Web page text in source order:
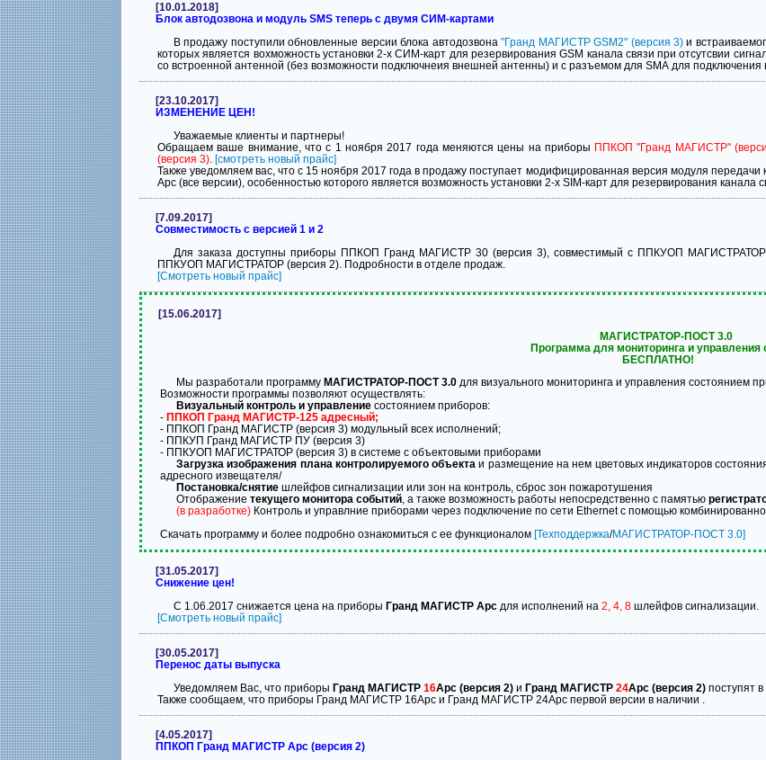
[10.01.2018]
Блок автодозвона и модуль SMS теперь с двумя СИМ-картами
В продажу поступили обновленные версии блока автодозвона"Гранд МАГИСТР GSM2" (версия 3) и
которых является вохможность установки 2-х СИМ-карт для резервирования GSM канала связи при отсутсвии
со встроенной антенной (без возможности подключнеия внешней антенны) и с разъемом для SMА для
[23.10.2017]
ИЗМЕНЕНИЕ ЦЕН!
Уважаемые клиенты и партнеры!
Обращаем ваше внимание, что с 1 ноября 2017 года меняются цены на приборы ППКОП "Гранд МАГИСТР"
(версия 3). [смотреть новый прайс]
Также уведомляем вас, что с 15 ноября 2017 года в продажу поступает модифицированная версия модуля
Арс (все версии), особенностью которого является возможность установки 2-х SIM-карт для резервирования
[7.09.2017]
Совместимость с версией 1 и 2
Для заказа доступны приборы ППКОП Гранд МАГИСТР 30 (версия 3), совместимый с ППКУОП
ППКУОП МАГИСТРАТОР (версия 2). Подробности в отделе продаж.
[Cмотреть новый прайс]
[15.06.2017]
МАГИСТРАТОР-ПОСТ 3.0
Программа для мониторинга и управления
БЕСПЛАТНО!
Мы разработали программу МАГИСТРАТОР-ПОСТ 3.0 для визуального мониторинга и управления состоянием
Возможности программы позволяют осуществлять:
Визуальный контроль и управление состоянием приборов:
- ППКОП Гранд МАГИСТР-125 адресный;
- ППКОП Гранд МАГИСТР (версия 3) модульный всех исполнений;
- ППКУП Гранд МАГИСТР ПУ (версия 3)
- ППКУОП МАГИСТРАТОР (версия 3) в системе с объектовыми приборами
Загрузка изображения плана контролируемого объекта и размещение на нем цветовых индикаторов
адресного извещателя/
Постановка/снятие шлейфов сигнализации или зон на контроль, сброс зон пожаротушения
Отображение текущего монитора событий, а также возможность работы непосредственно с памятью
(в разработке) Контроль и управлние приборами через подключение по сети Ethernet с помощью
Скачать программу и более подробно ознакомиться с ее функционалом [Техподдержка/МАГИСТРАТОР-ПОСТ 3.0]
[31.05.2017]
Снижение цен!
С 1.06.2017 снижается цена на приборы Гранд МАГИСТР Арс для исполнений на 2, 4, 8 шлейфов сигнализации.
[Cмотреть новый прайс]
[30.05.2017]
Перенос даты выпуска
Уведомляем Вас, что приборы Гранд МАГИСТР 16Арс (версия 2) и Гранд МАГИСТР 24Арс (версия 2) поступят
Также сообщаем, что приборы Гранд МАГИСТР 16Арс и Гранд МАГИСТР 24Арс первой версии в наличии .
[4.05.2017]
ППКОП Гранд МАГИСТР Арс (версия 2)